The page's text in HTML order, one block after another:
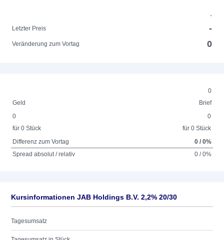
-
Letzter Preis
-
Veränderung zum Vortag 0
0
Geld
Brief
0
für 0 Stück
0
für 0 Stück
Differenz zum Vortag
0 / 0%
Spread absolut / relativ
0 / 0%
Kursinformationen JAB Holdings B.V. 2,2% 20/30
Tagesumsatz